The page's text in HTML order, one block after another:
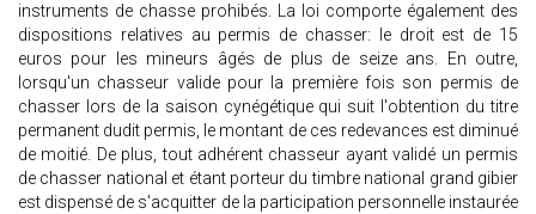
instruments de chasse prohibés. La loi comporte également des
dispositions relatives au permis de chasser: le droit est de 15
euros pour les mineurs âgés de plus de seize ans. En outre,
lorsqu'un chasseur valide pour la première fois son permis de
chasser lors de la saison cynégétique qui suit l'obtention du titre
permanent dudit permis, le montant de ces redevances est diminué
de moitié. De plus, tout adhérent chasseur ayant validé un permis
de chasser national et étant porteur du timbre national grand gibier
est dispensé de s'acquitter de la participation personnelle instaurée